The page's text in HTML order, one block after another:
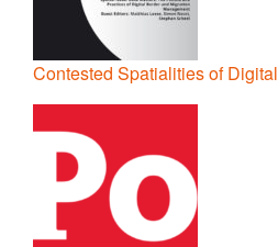
Contested Spatialities of